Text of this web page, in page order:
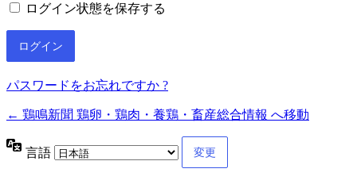
ログイン状態を保存する
パスワードをお忘れですか ?
← 鶏鳴新聞 鶏卵・鶏肉・養鶏・畜産総合情報 へ移動
言語